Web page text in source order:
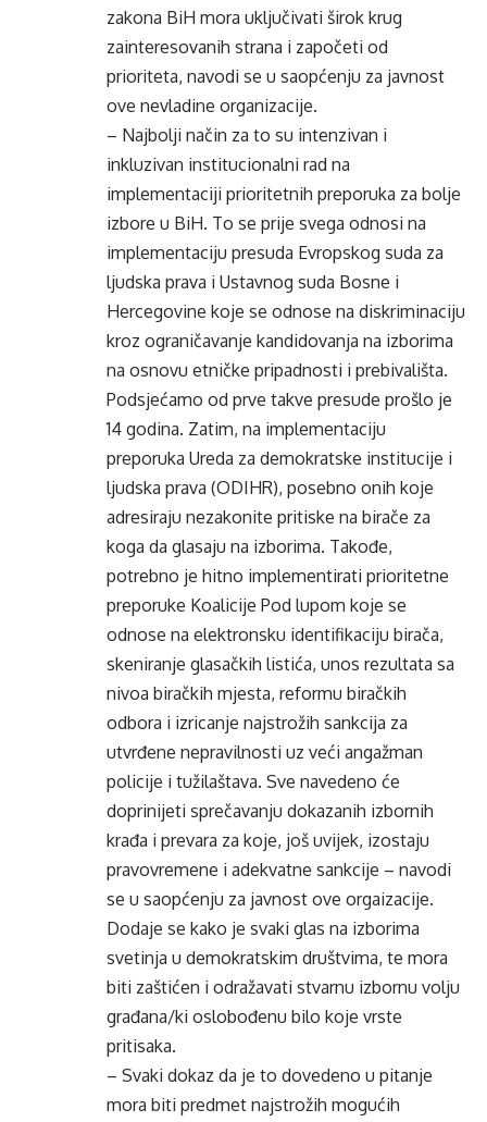
zakona BiH mora uključivati širok krug
zainteresovanih strana i započeti od
prioriteta, navodi se u saopćenju za javnost
ove nevladine organizacije.
– Najbolji način za to su intenzivan i
inkluzivan institucionalni rad na
implementaciji prioritetnih preporuka za bolje
izbore u BiH. To se prije svega odnosi na
implementaciju presuda Evropskog suda za
ljudska prava i Ustavnog suda Bosne i
Hercegovine koje se odnose na diskriminaciju
kroz ograničavanje kandidovanja na izborima
na osnovu etničke pripadnosti i prebivališta.
Podsjećamo od prve takve presude prošlo je
14 godina. Zatim, na implementaciju
preporuka Ureda za demokratske institucije i
ljudska prava (ODIHR), posebno onih koje
adresiraju nezakonite pritiske na birače za
koga da glasaju na izborima. Takođe,
potrebno je hitno implementirati prioritetne
preporuke Koalicije Pod lupom koje se
odnose na elektronsku identifikaciju birača,
skeniranje glasačkih listića, unos rezultata sa
nivoa biračkih mjesta, reformu biračkih
odbora i izricanje najstrožih sankcija za
utvrđene nepravilnosti uz veći angažman
policije i tužilaštava. Sve navedeno će
doprinijeti sprečavanju dokazanih izbornih
krađa i prevara za koje, još uvijek, izostaju
pravovremene i adekvatne sankcije – navodi
se u saopćenju za javnost ove orgaizacije.
Dodaje se kako je svaki glas na izborima
svetinja u demokratskim društvima, te mora
biti zaštićen i odražavati stvarnu izbornu volju
građana/ki oslobođenu bilo koje vrste
pritisaka.
– Svaki dokaz da je to dovedeno u pitanje
mora biti predmet najstrožih mogućih